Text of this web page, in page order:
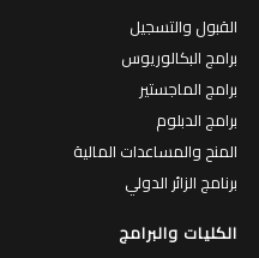
القبول والتسجيل
برامج البكالوريوس
برامج الماجستير
برامج الدبلوم
المنح والمساعدات المالية
برنامج الزائر الدولي
الكليات والبرامج